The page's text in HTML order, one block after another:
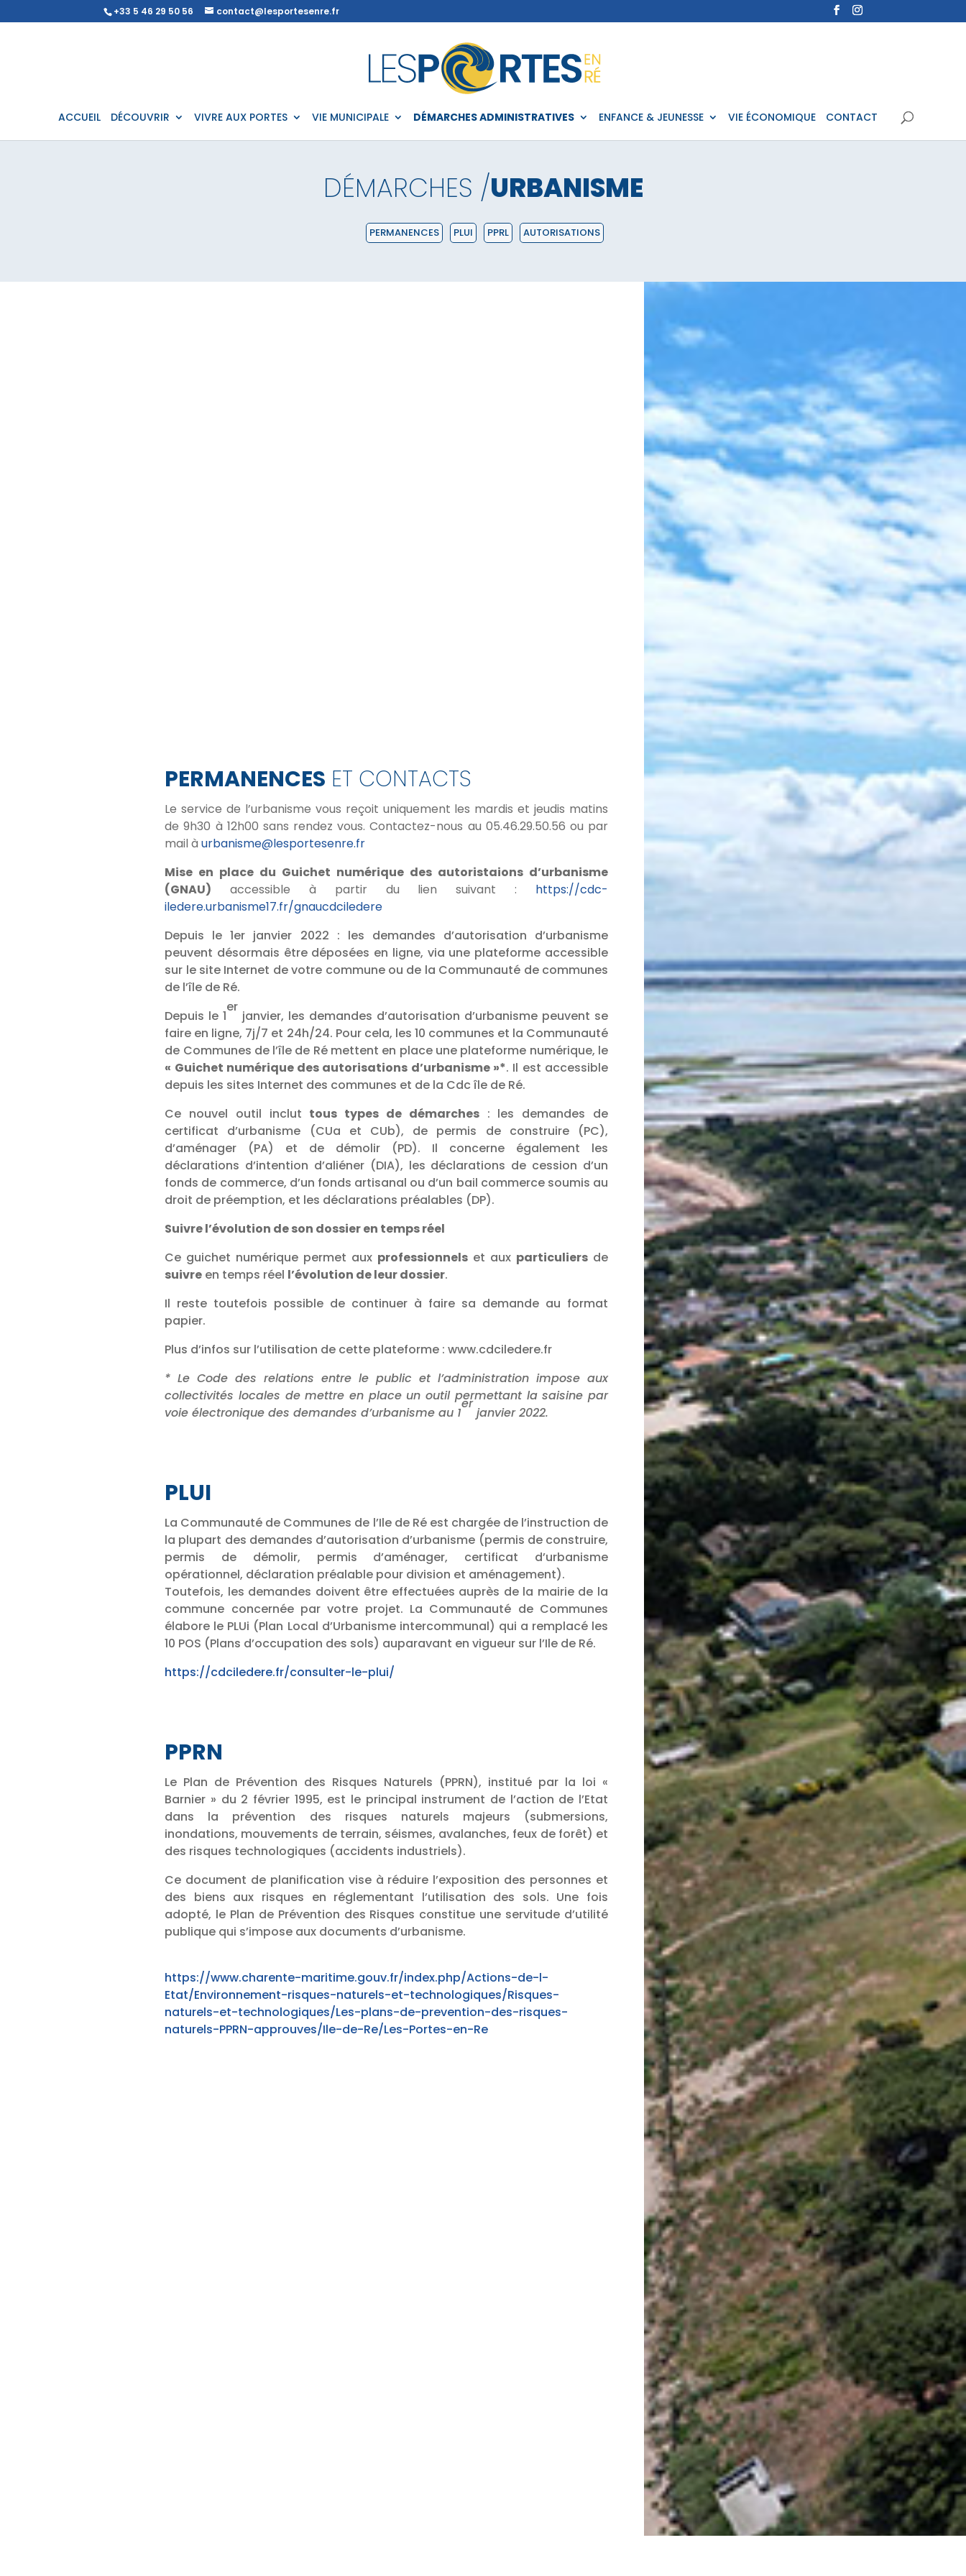
+33 5 46 29 50 56 contact@lesportesenre.fr
ACCUEIL DÉCOUVRIR VIVRE AUX PORTES VIE MUNICIPALE DÉMARCHES ADMINISTRATIVES ENFANCE & JEUNESSE VIE ÉCONOMIQUE CONTACT
DÉMARCHES /URBANISME
PERMANENCES PLUI PPRL AUTORISATIONS
PERMANENCES ET CONTACTS
Le service de l’urbanisme vous reçoit uniquement les mardis et jeudis matins
de 9h30 à 12h00 sans rendez vous. Contactez-nous au 05.46.29.50.56 ou par
mail àurbanisme@lesportesenre.fr
Mise en place du Guichet numérique des autoristaions d’urbanisme
(GNAU) accessible à partir du lien suivant : https://cdc-
iledere.urbanisme17.fr/gnaucdciledere
Depuis le 1er janvier 2022 : les demandes d’autorisation d’urbanisme
peuvent désormais être déposées en ligne, via une plateforme accessible
sur le site Internet de votre commune ou de la Communauté de communes
de l’île de Ré.
Depuis le 1
er
janvier, les demandes d’autorisation d’urbanisme peuvent se
faire en ligne, 7j/7 et 24h/24. Pour cela, les 10 communes et la Communauté
de Communes de l’île de Ré mettent en place une plateforme numérique, le
« Guichet numérique des autorisations d’urbanisme »*. Il est accessible
depuis les sites Internet des communes et de la Cdc île de Ré.
Ce nouvel outil inclut tous types de démarches: les demandes de
certificat d’urbanisme (CUa et CUb), de permis de construire (PC),
d’aménager (PA) et de démolir (PD). Il concerne également les
déclarations d’intention d’aliéner (DIA), les déclarations de cession d’un
fonds de commerce, d’un fonds artisanal ou d’un bail commerce soumis au
droit de préemption, et les déclarations préalables (DP).
Suivre l’évolution de son dossier en temps réel
Ce guichet numérique permet aux professionnels et aux particuliers de
suivre en temps réel l’évolution de leur dossier.
Il reste toutefois possible de continuer à faire sa demande au format
papier.
Plus d’infos sur l’utilisation de cette plateforme : www.cdciledere.fr
* Le Code des relations entre le public et l’administration impose aux
collectivités locales de mettre en place un outil permettant la saisine par
voie électronique des demandes d’urbanisme au 1
er
janvier 2022.
PLUI
La Communauté de Communes de l’Ile de Ré est chargée de l’instruction de
la plupart des demandes d’autorisation d’urbanisme (permis de construire,
permis de démolir, permis d’aménager, certificat d’urbanisme
opérationnel, déclaration préalable pour division et aménagement).
Toutefois, les demandes doivent être effectuées auprès de la mairie de la
commune concernée par votre projet. La Communauté de Communes
élabore le PLUi (Plan Local d’Urbanisme intercommunal) qui a remplacé les
10 POS (Plans d’occupation des sols) auparavant en vigueur sur l’Ile de Ré.
https://cdciledere.fr/consulter-le-plui/
PPRN
Le Plan de Prévention des Risques Naturels (PPRN), institué par la loi «
Barnier » du 2 février 1995, est le principal instrument de l’action de l’Etat
dans la prévention des risques naturels majeurs (submersions,
inondations, mouvements de terrain, séismes, avalanches, feux de forêt) et
des risques technologiques (accidents industriels).
Ce document de planification vise à réduire l’exposition des personnes et
des biens aux risques en réglementant l’utilisation des sols. Une fois
adopté, le Plan de Prévention des Risques constitue une servitude d’utilité
publique qui s’impose aux documents d’urbanisme.
https://www.charente-maritime.gouv.fr/index.php/Actions-de-l-
Etat/Environnement-risques-naturels-et-technologiques/Risques-
naturels-et-technologiques/Les-plans-de-prevention-des-risques-
naturels-PPRN-approuves/Ile-de-Re/Les-Portes-en-Re